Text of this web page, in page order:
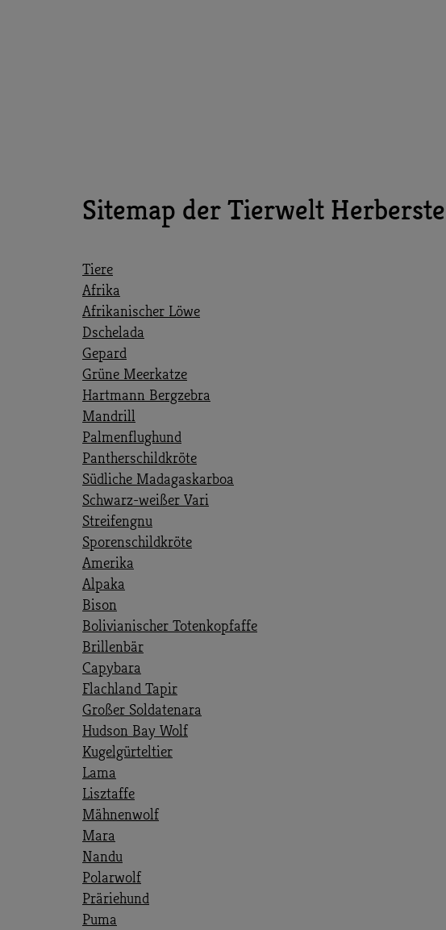
Sitemap der Tierwelt
Tiere
Afrika
Afrikanischer Löwe
Dschelada
Gepard
Grüne Meerkatze
Hartmann Bergzebra
Mandrill
Palmenflughund
Pantherschildkröte
Südliche Madagaskarboa
Schwarz-weißer Vari
Streifengnu
Sporenschildkröte
Amerika
Alpaka
Bison
Bolivianischer Totenkopfaffe
Brillenbär
Capybara
Flachland Tapir
Großer Soldatenara
Hudson Bay Wolf
Kugelgürteltier
Lama
Lisztaffe
Mähnenwolf
Mara
Nandu
Polarwolf
Präriehund
Puma